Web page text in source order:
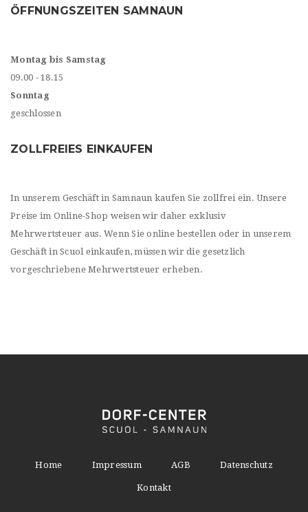
ÖFFNUNGSZEITEN SAMNAUN
Montag bis Samstag
09.00 - 18.15
Sonntag
geschlossen
ZOLLFREIES EINKAUFEN
In unserem Geschäft in Samnaun kaufen Sie zollfrei ein. Unsere
Preise im Online-Shop weisen wir daher exklusiv
Mehrwertsteuer aus. Wenn Sie online bestellen oder in unserem
Geschäft in Scuol einkaufen, müssen wir die gesetzlich
vorgeschriebene Mehrwertsteuer erheben.
Home Impressum AGB Datenschutz
Kontakt